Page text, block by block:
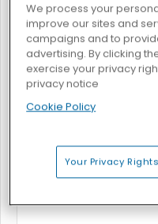
Y8 Snakes
Verfluchter Schatz 2
We process your
improve our sites and
campaigns and to
advertising. By clicking
exercise your privacy
privacy notice
Cookie Policy
Your Privacy Rights